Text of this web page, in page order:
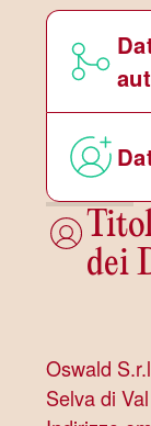
dei
Oswald
Selva di